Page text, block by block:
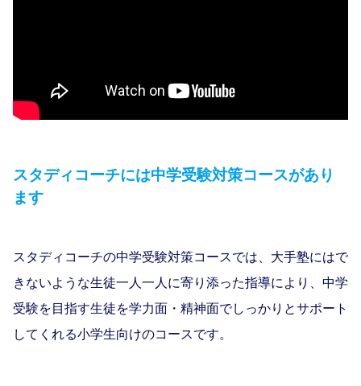
スタディコーチには中学受験対策コースがあり
ます
スタディコーチの中学受験対策コースでは、大手塾にはで
きないような生徒一人一人に寄り添った指導により、中学
受験を目指す生徒を学力面・精神面でしっかりとサポート
してくれる小学生向けのコースです。